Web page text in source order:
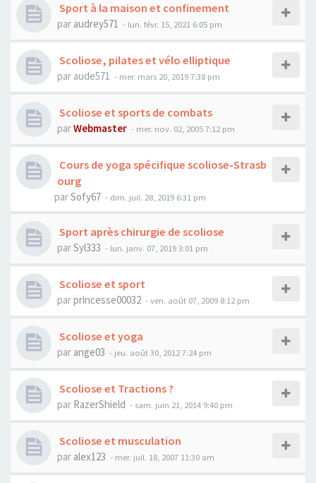
Sport à la maison et confinement
par audrey571 - lun. févr. 15, 2021 6:05 pm
Scoliose, pilates et vélo elliptique
par aude571 - mer. mars 20, 2019 7:38 pm
Scoliose et sports de combats
parWebmaster - mer. nov. 02, 2005 7:12 pm
Cours de yoga spécifique scoliose-Strasb
ourg
parSofy67 - dim. juil. 28, 2019 6:31 pm
Sport après chirurgie de scoliose
parSyl333 - lun. janv. 07, 2019 3:01 pm
Scoliose et sport
parprincesse00032 - ven. août 07, 2009 8:12 pm
Scoliose et yoga
par ange03 - jeu. août 30, 2012 7:24 pm
Scoliose et Tractions ?
par RazerShield - sam. juin 21, 2014 9:40 pm
Scoliose et musculation
par alex123 - mer. juil. 18, 2007 11:30 am